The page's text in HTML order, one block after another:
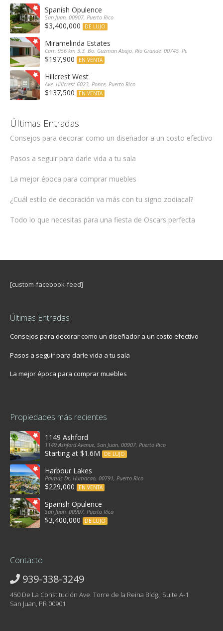
Spanish Opulence
San Juan, 00907, Puerto Rico
$3,400,000 DE LUJO
Miramelinda Estates
Carr. 956 km 3.3, Bo. Guzman Abajo, Río Grande, 00745, Puerto Rico
$197,900 EN VENTA
Hillcrest West
Ave. Hillcrest 6023, Ponce, Puerto Rico
$137,500 EN VENTA
Últimas Entradas
Consejos para decorar como un diseñador a un costo efectivo
Pasos a seguir para darle vida a tu sala
La mejor época para comprar muebles
¿Cuál estilo de decoración va más con tu signo zodiacal?
Todo lo que necesitas para una fiesta de Oscars perfecta
[custom-facebook-feed]
Últimas Entradas
Consejos para decorar como un diseñador a un costo efectivo
Pasos a seguir para darle vida a tu sala
La mejor época para comprar muebles
Propiedades más recientes
1149 Ashford
1149 Ashford Avenue, San Juan, 00907, Puerto Rico
Starting at $1.6M DE LUJO
Harbour Lakes
Palmas Dr, Humacao, 00791, Puerto Rico
$229,000 EN VENTA
Spanish Opulence
San Juan, 00907, Puerto Rico
$3,400,000 DE LUJO
Contacto
939-338-3249
450 De La Constitución Ave. Torre de la Reina Bldg., Suite A-1
San Juan, PR 00901